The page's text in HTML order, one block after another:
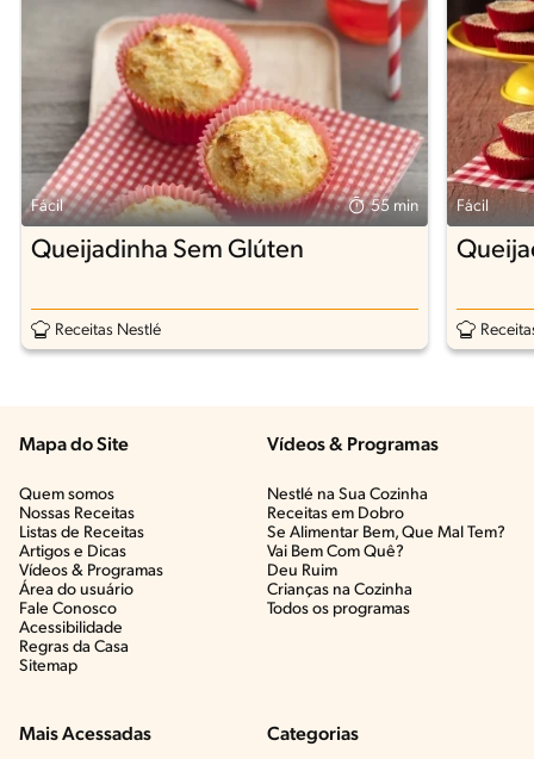
Fácil 55 min
Queijadinha Sem Glúten
Receitas Nestlé
Fácil
Mapa do Site
Quem somos
Nossas Receitas
Listas de Receitas​
Artigos e Dicas​
Vídeos & Programas​
Área do usuário
Fale Conosco
Acessibilidade
Regras da Casa
Sitemap
Vídeos & Programas​
Nestlé na Sua Cozinha
Receitas em Dobro
Se Alimentar Bem, Que Mal Tem?​
Vai Bem Com Quê?​
Deu Ruim​
Crianças na Cozinha​
Todos os programas
Mais Acessadas Categorias